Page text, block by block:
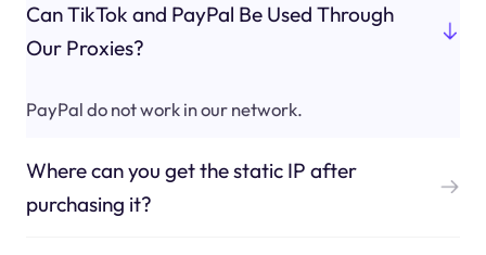
Can TikTok and PayPal Be Used Through
Our Proxies?
PayPal do not work in our network.
Where can you get the static IP after
purchasing it?